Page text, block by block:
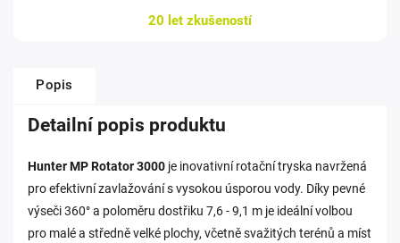
20 let zkušeností
Popis
Detailní popis produktu
Hunter MP Rotator 3000 je inovativní rotační tryska navržená
pro efektivní zavlažování s vysokou úsporou vody. Díky pevné
výseči 360° a poloměru dostřiku 7,6 - 9,1 m je ideální volbou
pro malé a středně velké plochy, včetně svažitých terénů a míst